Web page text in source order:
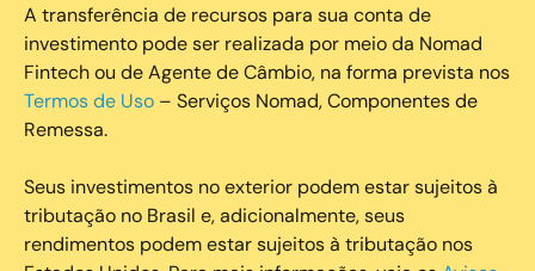
A transferência de recursos para sua conta de
investimento pode ser realizada por meio da Nomad
Fintech ou de Agente de Câmbio, na forma prevista nos
Termos de Uso – Serviços Nomad, Componentes de
Remessa.
Seus investimentos no exterior podem estar sujeitos à
tributação no Brasil e, adicionalmente, seus
rendimentos podem estar sujeitos à tributação nos